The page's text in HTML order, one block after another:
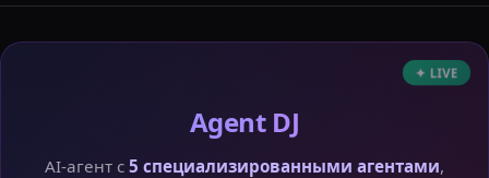
✦ LIVE
Agent DJ
AI-агент с 5 специализированными агентами,